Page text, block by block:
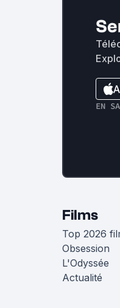
EN
Films
Top 2026
Obsession
L'Odyssée
Actualité